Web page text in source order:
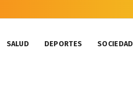
SALUD DEPORTES SOCIEDAD